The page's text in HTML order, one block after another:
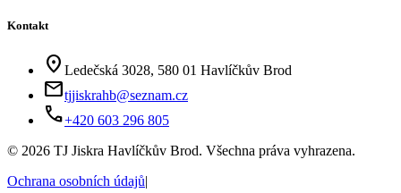
Kontakt
location_on Ledečská 3028, 580 01 Havlíčkův Brod
mailtjjiskrahb@seznam.cz
phone+420 603 296 805
© 2026 TJ Jiskra Havlíčkův Brod. Všechna práva vyhrazena.
Ochrana osobních údajů|